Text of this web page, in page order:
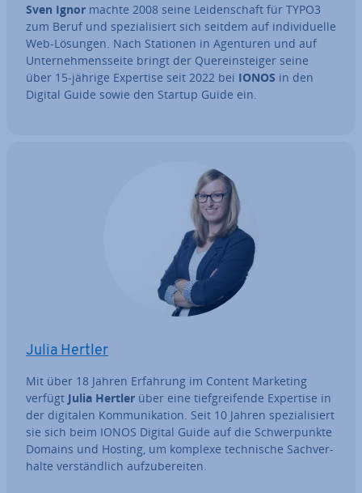
Sven Ignor machte 2008 seine Lei­den­schaft für TYPO3
zum Beruf und spe­zia­li­siert sich seitdem auf in­di­vi­du­el­le
Web-Lösungen. Nach Stationen in Agenturen und auf
Un­ter­neh­mens­sei­te bringt der Quer­ein­stei­ger seine
über 15-jährige Expertise seit 2022 bei IONOS in den
Digital Guide sowie den Startup Guide ein.
Julia Hertler
Mit über 18 Jahren Erfahrung im Content Marketing
verfügt Julia Hertler über eine tief­grei­fen­de Expertise in
der digitalen Kom­mu­ni­ka­ti­on. Seit 10 Jahren spe­zia­li­siert
sie sich beim IONOS Digital Guide auf die Schwer­punk­te
Domains und Hosting, um komplexe tech­ni­sche Sach­ver­
hal­te ver­ständ­lich auf­zu­be­rei­ten.